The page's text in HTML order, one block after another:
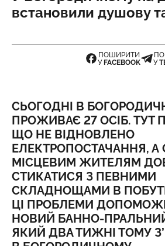
встановили душову
ПОШИРИТИ
У FACEBOOK
У
СЬОГОДНІ В
ПРОЖИВАЄ 27 ОСІБ. ТУТ
ЩО НЕ ВІДНОВЛЕНО
ЕЛЕКТРОПОСТАЧАННЯ, А
МІСЦЕВИМ ЖИТЕЛЯМ
СТИКАТИСЯ З ПЕВНИМИ
СКЛАДНОЩАМИ В
ЦІ ПРОБЛЕМИ
НОВИЙ БАННО-
ЯКИЙ ДВА ТИЖНІ ТОМУ